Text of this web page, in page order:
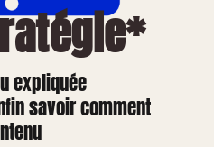
expliquée
savoir comment